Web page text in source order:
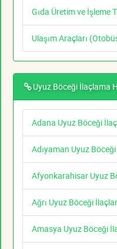
Gıda Üretim ve İşleme
Ulaşım Araçları
Uyuz Böceği İlaçlama
Adana Uyuz Böceği
Adıyaman Uyuz
Afyonkarahisar Uyuz
Ağrı Uyuz Böceği
Amasya Uyuz Böceği